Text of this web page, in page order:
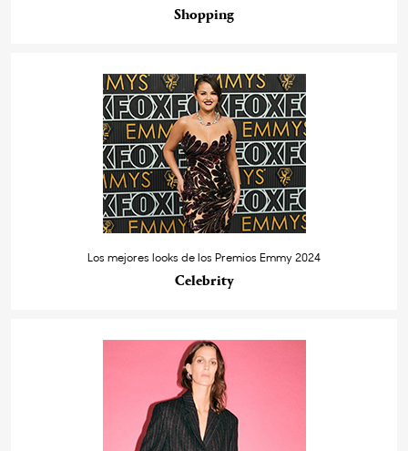
Shopping
Los mejores looks de los Premios Emmy 2024
Celebrity